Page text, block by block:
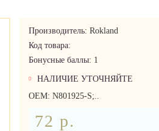
Производитель: Rokland
Код товара:
Бонусные баллы: 1
НАЛИЧИЕ УТОЧНЯЙТЕ
OEM: N801925-S;..
72 р.